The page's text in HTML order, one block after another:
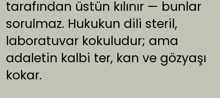
tarafından üstün kılınır — bunlar
sorulmaz. Hukukun dili steril,
laboratuvar kokuludur; ama
adaletin kalbi ter, kan ve gözyaşı
kokar.